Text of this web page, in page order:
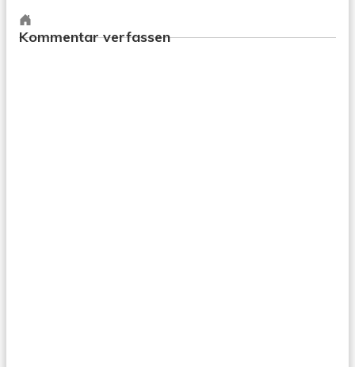
website
Kommentar verfassen